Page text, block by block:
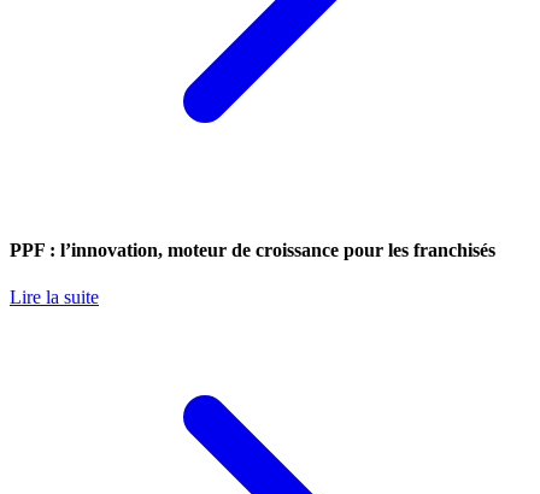
PPF : l’innovation, moteur de croissance pour les franchisés
Lire la suite